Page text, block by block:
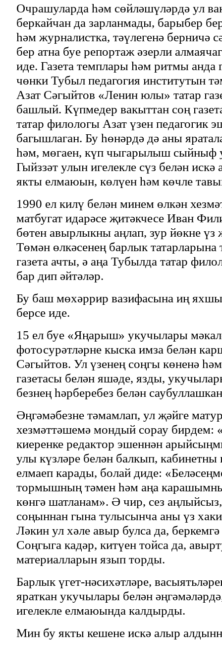
Очрашуларда һәм сөйләшүләрдә ул
беркайчан да зарланмады, барыбер
һәм журналистка, тәүлегенә берничә
бер атна буе репортаж әзерли
иде. Газета темплары һәм ритмы анда
чөнки Тубыл педагогия институтын
Азат Сәгыйтов «Ленин юлы» татар
башлый. Күпмедер вакыттан соң
татар филологы Азат үзен педагогик
багышлаган. Бу һөнәрдә дә аны
һәм, мөгаен, күп чыгарылыш сыйныф
Гыйззәт улын игелекле сүз белән
якты елмаюын, көлүен һәм көчле
1990 ел килү белән минем өлкән
матбугат идарәсе җитәкчесе Иван
бөтен авырлыкны аңлап, зур йөкне үз
Төмән өлкәсенең барлык татарларына
газета ачты, ә аңа Тубылда татар
бар дип әйтәләр.
Бу баш мөхәррир вазифасына иң
берсе иде.
15 ел буе «Яңарыш» укучылары
фотосурәтләрне кыска имза белән
Сәгыйтов. Ул үзенең соңгы көненә һәм
газетасы белән яшәде, язды,
безнең һәрберебез белән
Әңгәмәбезне тәмамлап, ул җәйге
хезмәттәшемә мондый сорау бирдем:
киеренке редактор эшеннән
улы күзләре белән балкып,
елмаеп карады, болай диде:
тормышның тәмен һәм аңа
көнгә шатланам». Ә чир, сез
соңыннан гына тулысынча аны үз
Ләкин ул хәле авыр булса да,
Соңгыга кадәр, китүен тойса да,
материалларын язып торды.
Барлык үгет-нәсихәтләре,
яраткан укучылары белән
игелекле елмаюында калдырды.
Мин бу якты кешене искә алыр